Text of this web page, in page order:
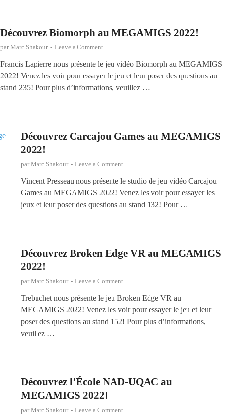
Découvrez Biomorph au MEGAMIGS 2022!
parMarc Shakour - Leave a Comment
Francis Lapierre nous présente le jeu vidéo Biomorph au MEGAMIGS
2022! Venez les voir pour essayer le jeu et leur poser des questions au
stand 235! Pour plus d’informations, veuillez …
Découvrez Carcajou Games au MEGAMIGS
2022!
parMarc Shakour - Leave a Comment
Vincent Presseau nous présente le studio de jeu vidéo Carcajou
Games au MEGAMIGS 2022! Venez les voir pour essayer les
jeux et leur poser des questions au stand 132! Pour …
Découvrez Broken Edge VR au MEGAMIGS
2022!
parMarc Shakour - Leave a Comment
Trebuchet nous présente le jeu Broken Edge VR au
MEGAMIGS 2022! Venez les voir pour essayer le jeu et leur
poser des questions au stand 152! Pour plus d’informations,
veuillez …
Découvrez l’École NAD-UQAC au
MEGAMIGS 2022!
parMarc Shakour - Leave a Comment